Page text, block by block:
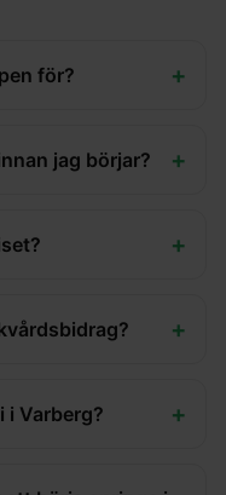
för? +
jag börjar? +
+
+
i Varberg? +